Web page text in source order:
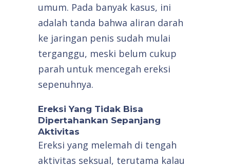
umum. Pada banyak kasus, ini
adalah tanda bahwa aliran darah
ke jaringan penis sudah mulai
terganggu, meski belum cukup
parah untuk mencegah ereksi
sepenuhnya.
Ereksi Yang Tidak Bisa
Dipertahankan Sepanjang
Aktivitas
Ereksi yang melemah di tengah
aktivitas seksual, terutama kalau